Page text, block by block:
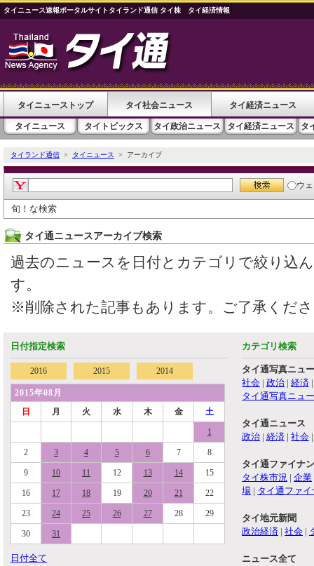
タイニュース速報ポータルサイトタイランド通信 タイ株 タイ経済情報
タイニューストップ タイ社会ニュース タイ経済ニュース
タイニュース タイトピックス タイ政治ニュース タイ経済ニュース タ
タイランド通信 > タイニュース > アーカイブ
ウ
旬！な検索
タイ通ニュースアーカイブ検索
過去のニュースを日付とカテゴリで絞り込
す。
※削除された記事もあります。ご了承くだ
日付指定検索
2016 2015 2014
2015年08月
日
月 火 水 木 金 土
1
2 3 4 5 6 7 8
9 10 11 12 13 14 15
16 17 18 19 20 21 22
23 24 25 26 27 28 29
30 31
日付全て
カテゴリ検索
タイ通写真ニュ
社会 | 政治 | 経済
タイ通写真ニュ
タイ通ニュース
政治 | 経済 | 社会
タイ通ファイナ
タイ株市況 | 企業
場 | タイ通ファ
タイ地元新聞
政治経済 | 社会 |
ニュース全て